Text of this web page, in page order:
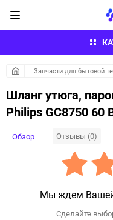
Запчасти для бытовой
Шланг утюга,
Philips GC8750 60
Обзор Отзывы (0)
Мы ждем Вашей
Сделайте